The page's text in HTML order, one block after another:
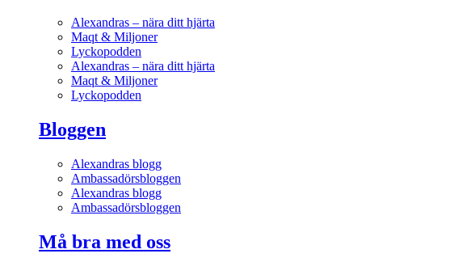
Alexandras – nära ditt hjärta
Maqt & Miljoner
Lyckopodden
Alexandras – nära ditt hjärta
Maqt & Miljoner
Lyckopodden
Bloggen
Alexandras blogg
Ambassadörsbloggen
Alexandras blogg
Ambassadörsbloggen
Må bra med oss